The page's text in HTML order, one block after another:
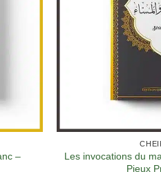
–
Les invocations du
Pieux